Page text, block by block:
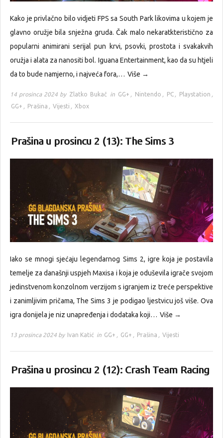
Kako je privlačno bilo vidjeti FPS sa South Park likovima u kojem je
glavno oružje bila snježna gruda. Čak malo nekaratkteristično za
popularni animirani serijal pun krvi, psovki, prostota i svakakvih
oružja i alata za nanositi bol. Iguana Entertainment, kao da su htjeli
da to bude namjerno, i najveća fora,… Više →
14 prosinca 2024 by Zlatko Bukač in GG+ , Nintendo , PC , Playstation ,
GG+ , Prašina , Vijesti , Xbox
Prašina u prosincu 2 (13): The Sims 3
Iako se mnogi sjećaju legendarnog Sims 2, igre koja je postavila
temelje za današnji uspjeh Maxisa i koja je oduševila igrače svojom
jedinstvenom konzolnom verzijom s igranjem iz treće perspektive
i zanimljivim pričama, The Sims 3 je podigao ljestvicu još više. Ova
igra donijela je niz unapređenja i dodataka koji… Više →
13 prosinca 2024 by Ivan Katić in GG+ , GG+ , Prašina , Vijesti
Prašina u prosincu 2 (12): Crash Team Racing